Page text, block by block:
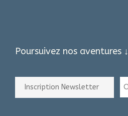
Poursuivez nos aventures ↓